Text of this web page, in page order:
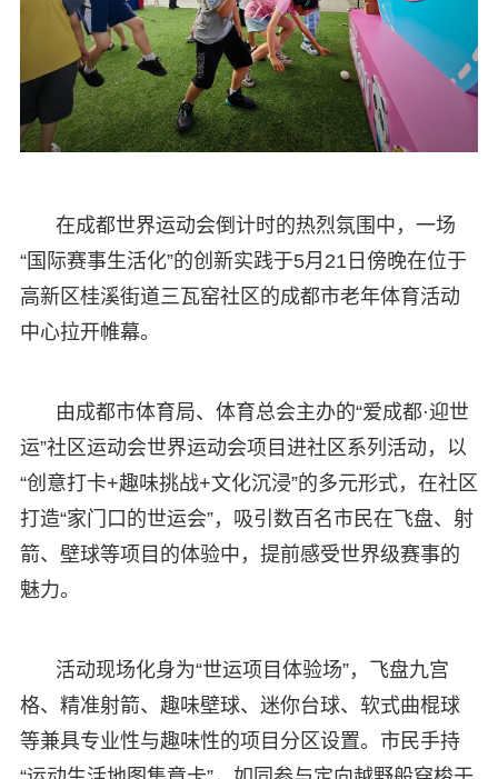
在成都世界运动会倒计时的热烈氛围中，一场
“国际赛事生活化”的创新实践于5月21日傍晚在位于
高新区桂溪街道三瓦窑社区的成都市老年体育活动
中心拉开帷幕。
由成都市体育局、体育总会主办的“爱成都·迎世
运”社区运动会世界运动会项目进社区系列活动，以
“创意打卡+趣味挑战+文化沉浸”的多元形式，在社区
打造“家门口的世运会”，吸引数百名市民在飞盘、射
箭、壁球等项目的体验中，提前感受世界级赛事的
魅力。
活动现场化身为“世运项目体验场”，飞盘九宫
格、精准射箭、趣味壁球、迷你台球、软式曲棍球
等兼具专业性与趣味性的项目分区设置。市民手持